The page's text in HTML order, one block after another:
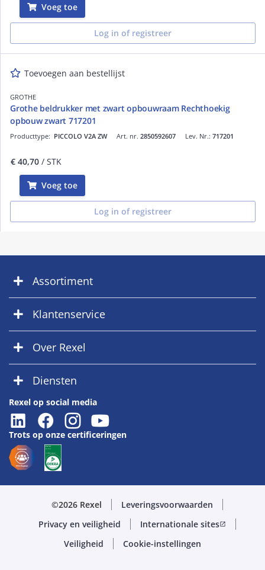
Voeg toe
Log in of registreer
Toevoegen aan bestellijst
GROTHE
Grothe beldrukker met zwart opbouwraam Rechthoekig
opbouw zwart 717201
Art. nr. 2850592607
Producttype: PICCOLO V2A ZW Lev. Nr.: 717201
€ 40,70 / STK
Voeg toe
Log in of registreer
Assortiment
Klantenservice
Over Rexel
Diensten
Rexel op social media
Trots op onze certificeringen
©2026 Rexel
Leveringsvoorwaarden
Privacy en veiligheid
Internationale sitesopen_in_new
Veiligheid Cookie-instellingen